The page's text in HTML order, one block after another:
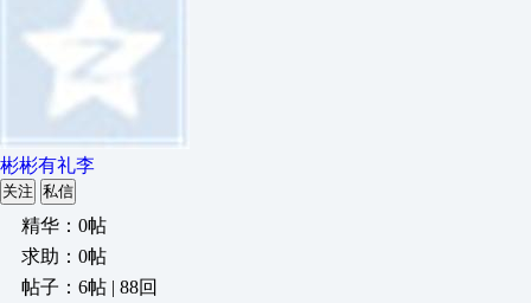
彬彬有礼李
关注 私信
精华：0帖
求助：0帖
帖子：6帖 | 88回